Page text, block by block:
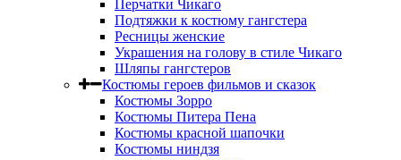
Перчатки Чикаго
Подтяжки к костюму гангстера
Ресницы женские
Украшения на голову в стиле Чикаго
Шляпы гангстеров
Костюмы героев фильмов и сказок
Костюмы Зорро
Костюмы Питера Пена
Костюмы красной шапочки
Костюмы ниндзя